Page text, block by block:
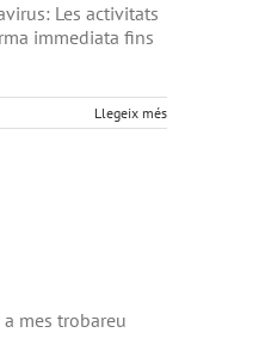
Les activitats
immediata fins
Llegeix més
mes trobareu